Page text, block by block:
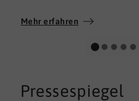
Wir wünschen allen
persönlichen Weg und
Mehr erfahren
Pressespiegel